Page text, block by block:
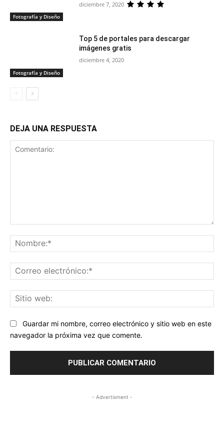
Fotografía y Diseño
diciembre 7, 2020
Fotografía y Diseño
Top 5 de portales para descargar
imágenes gratis
diciembre 4, 2020
DEJA UNA RESPUESTA
Guardar mi nombre, correo electrónico y sitio web en este
navegador la próxima vez que comente.
- Advertisment -